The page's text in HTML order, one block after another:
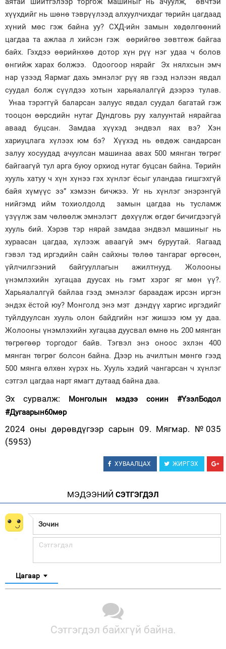
хүүхдийг нь шөнө тэврүүлээд алхуулчихдаг төрийн цагдаад
хүний мөс гэж байна уу? СХД-ийн замын хөдөлгөөний
цагдаа та ажлаа л хийсэн гэж өөрийгөө зөвтгөж байгаа
байх. Гэхдээ өөрийнхөө дотор хүн рүү нэг удаа ч болов
өнгийж харах болжээ. Одоогоор нярайг Эх нялхсын эмч
нар үзээд Яармаг дахь эмнэлэг рүү яв гээд нэлээн явдал
суудал болж сүүлдээ хотын харьяалалгүй дээрээ тулав.
Унаа тэрэггүй баларсан залуус явдал суудал багатай гэж
тооцон өөрсдийн нутаг Дундговь руу халуунтай нярайгаа
аваад буцсан. Замдаа хүүхэд эндвэл яах вэ? Хэн
хариуцлага хүлээх юм бэ? Хүүхэд нь өвдөж сандарсан
залуу хосуудад ачуулсан машинаа авах 500 мянган төгрөг
байгаагүй тул арга буюу орхиод нутаг буцсан байна. Төрийн
хууль хатуу ч хүн хүнээ гэх хүнлэг ёсыг уландаа гишгэхгүй
байя хүмүүс ээ” хэмээн бичжээ. Уг нь хүнлэг энэрэнгүй
нийгэмд ийм тохиолдолд замын цагдаа нь тусламж
үзүүлж зам чөлөөлж эмнэлэгт дөхүүлж өгдөг бичигдээгүй
хууль бий. Хэрэв тэр нярай замдаа эндвэл машиныг нь
хураасан цагдаа, хүлээж аваагүй эмч буруутай. Яагаад
гэвэл тэд иргэдийн сайн сайхны төлөө тангараг өргөсөн,
үйлчилгээний байгууллагын ажилтнууд. Жолооны
үнэмлэхийн хугацаа дуусах нь гэмт хэрэг яг мөн үү?.
Харьяалалгүй байлаа гээд эмнэлэг бараадаж ирсэн иргэн
эндэх ёстой юу? Монголд энэ мэт дэндүү харгис иргэдийг
туйлдуулсан хууль олон байдгийн нэг жишээ юм уу даа.
Жолооны үнэмлэхийн хугацаа дуусвал өмнө нь 200 мянган
төгрөгөөр торгодог байв. Тэгвэл энэ оноос эхлэн 400
мянган төгрөг болсон байна. Дээр нь ачилтын мөнгө гээд
500 мянга өлхөн хүрэх нь. Хууль хэдий чангарсан ч хүнлэг
сэтгэл цагдаа нарт ямагт дутаад байна даа.
Эх сурвалж:
Монголын мэдээ сонин #ҮзэлБодол
#Дугаарын60мөр
2024 оны дөрөвдүгээр сарын 09. Мягмар. №035
(5953)
ХУВААЛЦАХ ЖИРГЭХ
МЭДЭЭНИЙ СЭТГЭГДЭЛ
Цагаар
Сэтгэгдэл байхгүй байна.